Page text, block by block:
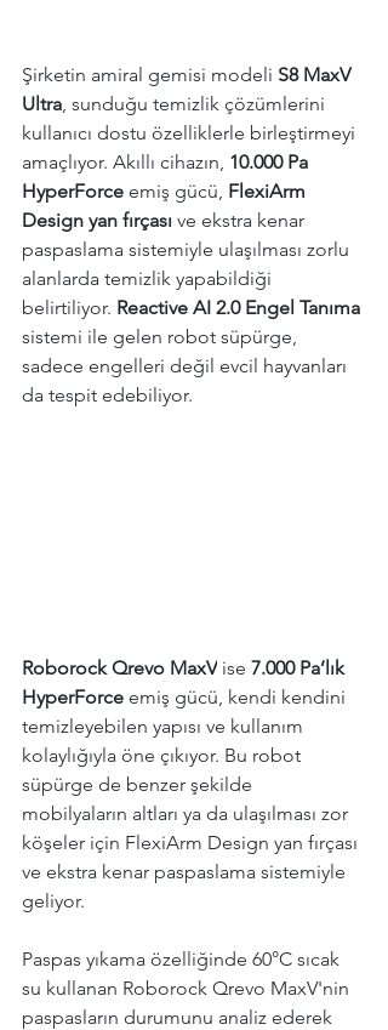
Şirketin amiral gemisi modeli S8 MaxV
Ultra, sunduğu temizlik çözümlerini
kullanıcı dostu özelliklerle birleştirmeyi
amaçlıyor. Akıllı cihazın, 10.000 Pa
HyperForce emiş gücü, FlexiArm
Design yan fırçası ve ekstra kenar
paspaslama sistemiyle ulaşılması zorlu
alanlarda temizlik yapabildiği
belirtiliyor. Reactive AI 2.0 Engel Tanıma
sistemi ile gelen robot süpürge,
sadece engelleri değil evcil hayvanları
da tespit edebiliyor.
Roborock Qrevo MaxV ise 7.000 Pa’lık
HyperForce emiş gücü, kendi kendini
temizleyebilen yapısı ve kullanım
kolaylığıyla öne çıkıyor. Bu robot
süpürge de benzer şekilde
mobilyaların altları ya da ulaşılması zor
köşeler için FlexiArm Design yan fırçası
ve ekstra kenar paspaslama sistemiyle
geliyor.
Paspas yıkama özelliğinde 60°C sıcak
su kullanan Roborock Qrevo MaxV'nin
paspasların durumunu analiz ederek